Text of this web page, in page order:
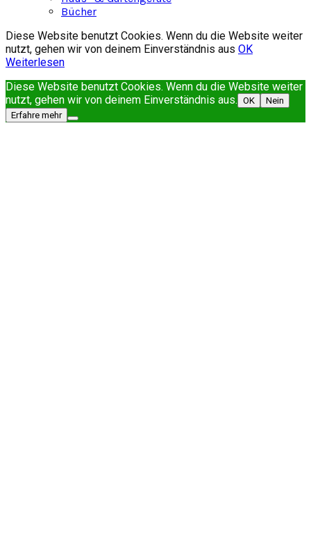
Bücher
Diese Website benutzt Cookies. Wenn du die Website weiter
nutzt, gehen wir von deinem Einverständnis aus OK
Weiterlesen
Diese Website benutzt Cookies. Wenn du die Website weiter
nutzt, gehen wir von deinem Einverständnis aus. OK
Nein
Erfahre mehr